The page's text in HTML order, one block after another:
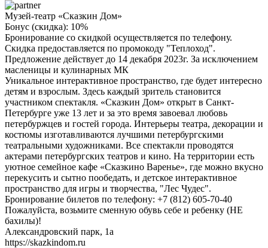
Музей-театр «Сказкин Дом»
Бонус (скидка): 10%
Бронирование со скидкой осуществляется по телефону.
Скидка предоставляется по промокоду "Теплоход".
Предложение действует до 14 декабря 2023г. За исключением
масленицы и кулинарных МК
Уникальное интерактивное пространство, где будет интересно
детям и взрослым. Здесь каждый зритель становится
участником спектакля. «Сказкин Дом» открыт в Санкт-
Петербурге уже 13 лет и за это время завоевал любовь
петербуржцев и гостей города. Интерьеры театра, декорации и
костюмы изготавливаются лучшими петербургскими
театральными художниками. Все спектакли проводятся
актерами петербургских театров и кино. На территории есть
уютное семейное кафе «Сказкино Варенье», где можно вкусно
перекусить и сытно пообедать, и детское интерактивное
пространство для игры и творчества, "Лес Чудес".
Бронирование билетов по телефону: +7 (812) 605-70-40
Пожалуйста, возьмите сменную обувь себе и ребенку (НЕ
бахилы)!
Александровский парк, 1а
https://skazkindom.ru